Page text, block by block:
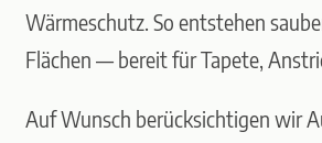
Wärmeschutz. So entstehen
Flächen — bereit für Tapete,
Auf Wunsch berücksichtigen wir